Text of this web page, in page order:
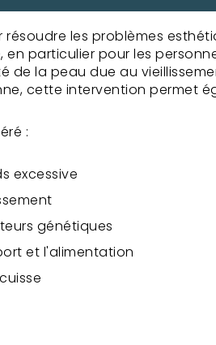
les problèmes
en particulier pour les
de la peau due au
cette intervention permet
:
excessive
génétiques
et l'alimentation